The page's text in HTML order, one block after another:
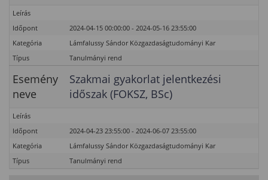
Leírás
Időpont
2024-04-15 00:00:00 - 2024-05-16 23:55:00
Kategória
Lámfalussy Sándor Közgazdaságtudományi Kar
Típus
Tanulmányi rend
Esemény
neve
Szakmai gyakorlat jelentkezési
időszak (FOKSZ, BSc)
Leírás
Időpont
2024-04-23 23:55:00 - 2024-06-07 23:55:00
Kategória
Lámfalussy Sándor Közgazdaságtudományi Kar
Típus
Tanulmányi rend